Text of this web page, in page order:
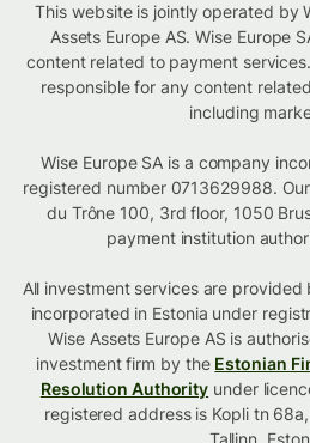
This website is jointly operated by
Assets Europe AS. Wise Europe
content related to payment
responsible for any content
including
Wise Europe SA is a company
registered number 0713629988.
du Trône 100, 3rd floor, 1050
payment institution
All investment services are provided
incorporated in Estonia under
Wise Assets Europe AS is
investment firm by the Estonian
Resolution Authority under
registered address is Kopli tn